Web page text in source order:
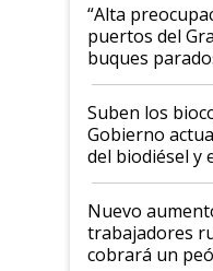
“Alta
puertos del
buques
exportadoras
la medida de
prácticos
Suben los
Gobierno
del biodiésel y
Nuevo
trabajadores
cobrará un